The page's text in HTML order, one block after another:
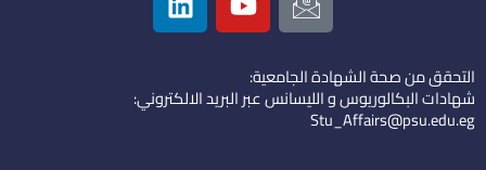
o
n
-
e
u
u
b
n
e
d
التحقق من صحة الشهادة الجامعية:
شهادات البكالوريوس و الليسانس عبر البريد الالكتروني:
Stu_Affairs@psu.edu.eg